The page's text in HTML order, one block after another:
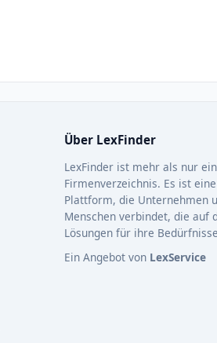
Über LexFinder
LexFinder ist mehr als nur
Firmenverzeichnis. Es ist
Plattform, die Unternehmen
Menschen verbindet, die auf
Lösungen für ihre
Ein Angebot von LexService